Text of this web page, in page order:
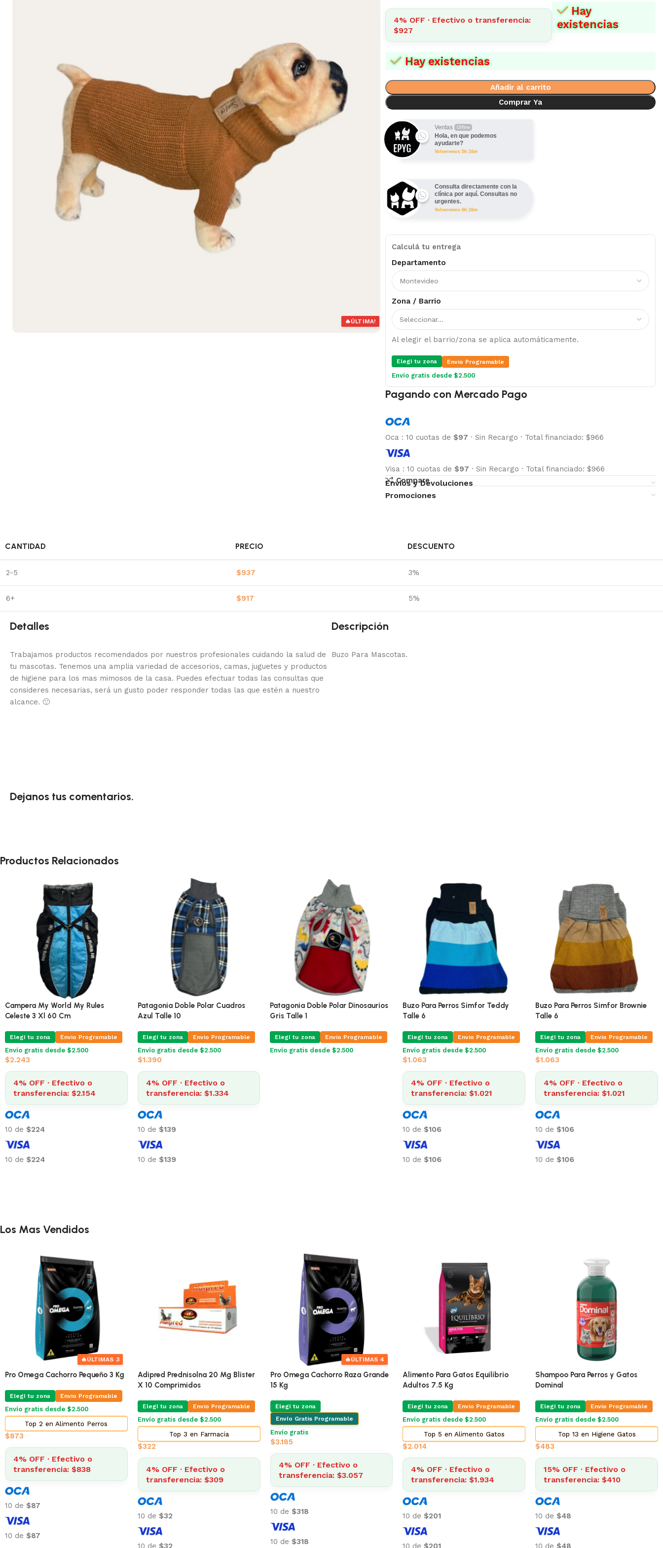
🔥ÚLTIMA!
4% OFF · Efectivo o transferencia:
$927
Hay
existencias
Hay existencias
Añadir al carrito
Comprar Ya
Ventas Offline
Hola, en que podemos
ayudarte?
Volveremos 5h:16m
Consulta directamente con la
clínica por aquí. Consultas no
urgentes.
Volveremos 6h:16m
Calculá tu entrega
Departamento
Zona / Barrio
Al elegir el barrio/zona se aplica automáticamente.
Elegí tu zona Envio Programable
Envío gratis desde $2.500
Pagando con Mercado Pago
Oca : 10 cuotas de $97 · Sin Recargo · Total financiado: $966
Visa : 10 cuotas de $97 · Sin Recargo · Total financiado: $966
Compare
Envíos y Devoluciones
Promociones
CANTIDAD PRECIO DESCUENTO
2-5 $937 3%
6+ $917 5%
Detalles
Trabajamos productos recomendados por nuestros profesionales cuidando la salud de
tu mascotas. Tenemos una amplia variedad de accesorios, camas, juguetes y productos
de higiene para los mas mimosos de la casa. Puedes efectuar todas las consultas que
consideres necesarias, será un gusto poder responder todas las que estén a nuestro
alcance. 🙂
Descripción
Buzo Para Mascotas.
Dejanos tus comentarios.
Productos Relacionados
Ferribiella Buzo Para Perros
Cappotto Air Coat Blu 27 Cm
Elegí tu zona Envio Programable
Envío gratis desde $2.500
$1.000
4% OFF · Efectivo o
transferencia: $960
10 de $100
10 de $100
Campera My World My Rules
Celeste 3 Xl 60 Cm
Elegí tu zona Envio Programable
Envío gratis desde $2.500
$2.243
4% OFF · Efectivo o
transferencia: $2.154
10 de $224
10 de $224
Patagonia Doble Polar Cuadros
Azul Talle 10
Elegí tu zona Envio Programable
Envío gratis desde $2.500
Patagonia Doble Polar Dinosaurios
Gris Talle 1
Elegí tu zona Envio Programable
Envío gratis desde $2.500
Buzo Para Perros Simfor Teddy
Talle 6
Elegí tu zona Envio Programable
Envío gratis desde $2.500
$1.063
4% OFF · Efectivo o
transferencia: $1.021
10 de $106
10 de $106
Los Mas Vendidos
🔥ÚLTIMAS 3
Pro Omega Cachorro Pequeño 3 Kg
Elegí tu zona Envio Programable
Envío gratis desde $2.500
Top 2 en Alimento Perros
$873
4% OFF · Efectivo o
transferencia: $838
10 de $87
10 de $87
Adipred Prednisolna 20 Mg Blister
X 10 Comprimidos
Elegí tu zona Envio Programable
Envío gratis desde $2.500
Top 3 en Farmacia
$322
4% OFF · Efectivo o
transferencia: $309
10 de $32
10 de $32
🔥ÚLTIMAS 4
Pro Omega Cachorro Raza Grande
15 Kg
Elegí tu zona
Envío Gratis Programable
Envío gratis
$3.185
4% OFF · Efectivo o
transferencia: $3.057
10 de $318
10 de $318
Alimento Para Gatos Equilibrio
Adultos 7.5 Kg
Elegí tu zona Envio Programable
Envío gratis desde $2.500
Top 5 en Alimento Gatos
$2.014
4% OFF · Efectivo o
transferencia: $1.934
10 de $201
10 de $201
Shampoo Para Perros y Gatos
Dominal
Elegí tu zona Envio Programable
Envío gratis desde $2.500
Top 13 en Higiene Gatos
$483
15% OFF · Efectivo o
transferencia: $410
10 de $48
10 de $48